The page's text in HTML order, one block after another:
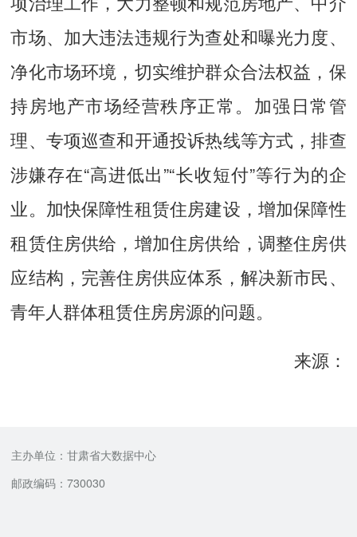
市场、加大违法违规行为查处和曝光力度、
净化市场环境，切实维护群众合法权益，保
持房地产市场经营秩序正常。加强日常管
理、专项巡查和开通投诉热线等方式，排查
涉嫌存在“高进低出”“长收短付”等行为的企
业。加快保障性租赁住房建设，增加保障性
租赁住房供给，增加住房供给，调整住房供
应结构，完善住房供应体系，解决新市民、
青年人群体租赁住房房源的问题。
来源：
主办单位：甘肃省大数据中心
邮政编码：730030